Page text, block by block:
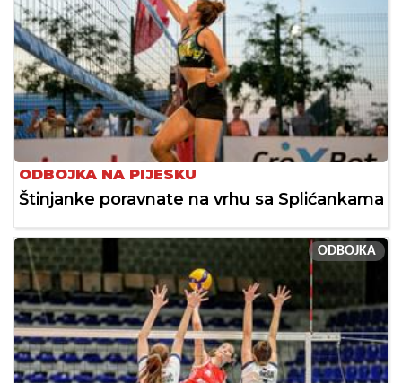
ODBOJKA NA PIJESKU
Štinjanke poravnate na vrhu sa Splićankama
ODBOJKA